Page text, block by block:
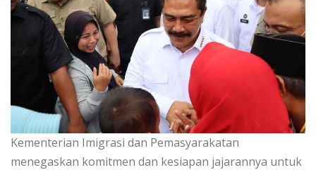
Kementerian Imigrasi dan Pemasyarakatan
menegaskan komitmen dan kesiapan jajarannya untuk